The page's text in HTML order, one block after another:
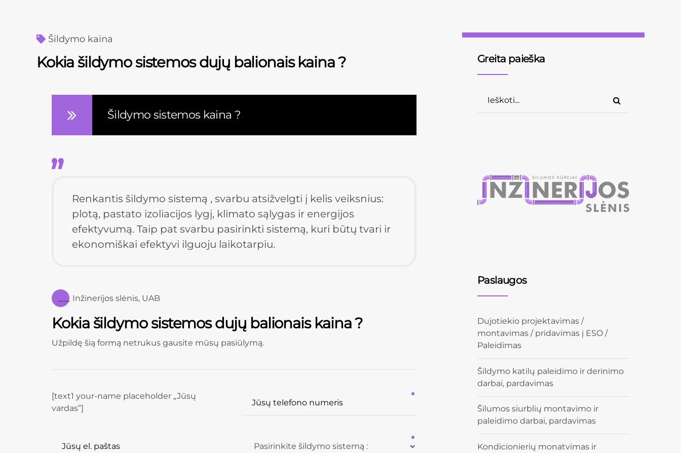
Šildymo kaina
Kokia šildymo sistemos dujų balionais kaina ?
Šildymo sistemos kaina ?
Renkantis šildymo sistemą , svarbu atsižvelgti į kelis veiksnius:
plotą, pastato izoliacijos lygį, klimato sąlygas ir energijos
efektyvumą. Taip pat svarbu pasirinkti sistemą, kuri būtų tvari ir
ekonomiškai efektyvi ilguoju laikotarpiu.
___ Inžinerijos slėnis, UAB
Kokia šildymo sistemos dujų balionais kaina ?
Užpildę šią formą netrukus gausite mūsų pasiūlymą.
[text1 your-name placeholder „Jūsų
vardas”]
Greita paieška
Paslaugos
Dujotiekio projektavimas /
montavimas / pridavimas į ESO /
Paleidimas
Šildymo katilų paleidimo ir derinimo
darbai, pardavimas
Šilumos siurblių montavimo ir
paleidimo darbai, pardavimas
Kondicionierių monatvimas ir